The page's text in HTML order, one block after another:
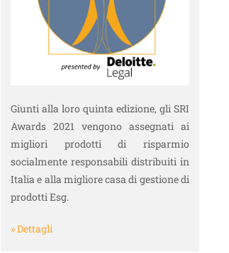
Giunti alla loro quinta edizione, gli SRI
Awards 2021 vengono assegnati ai
migliori prodotti di risparmio
socialmente responsabili distribuiti in
Italia e alla migliore casa di gestione di
prodotti Esg.
» Dettagli